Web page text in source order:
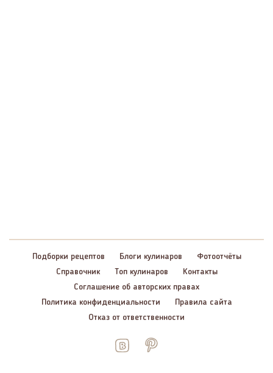
Подборки рецептов Блоги кулинаров
Фотоотчёты
Справочник
Топ кулинаров
Контакты
Соглашение об авторских правах
Политика конфиденциальности
Правила сайта
Отказ от ответственности